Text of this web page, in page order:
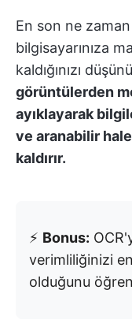
En son ne
bilgisayarınıza
kaldığınızı
görüntülerden
ayıklayarak
ve aranabilir hale
kaldırır.
⚡️ Bonus:
verimliliğinizi
olduğunu